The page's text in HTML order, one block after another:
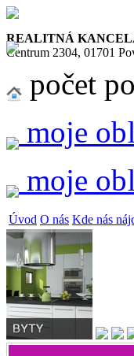
REALITNÁ
Centrum 2304, 01701
počet
moje
moje
Úvod O nás Kde nás